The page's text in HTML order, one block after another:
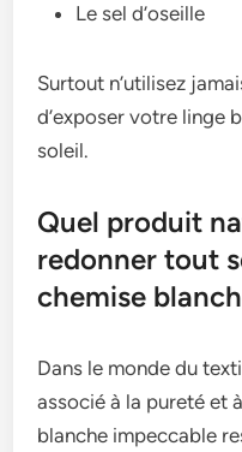
Le sel d’oseille
Surtout n’utilisez
d’exposer votre linge
soleil.
Quel produit
redonner tout
chemise
Dans le monde­ du
associé à la pureté et
blanche­ impeccable